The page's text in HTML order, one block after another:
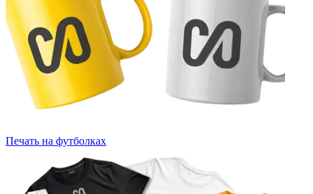
Печать на футболках